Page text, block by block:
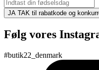
JA TAK til rabatkode og
Følg vores
#butik22_denmark